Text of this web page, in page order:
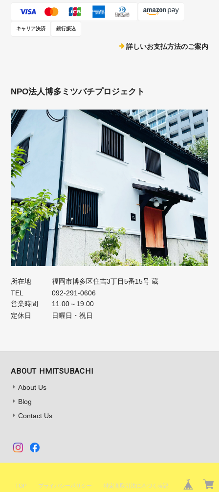
キャリア決済 銀行振込
詳しいお支払方法のご案内
NPO法人博多ミツバチプロジェクト
所在地
福岡市博多区住吉3丁目5番15号 蔵
TEL
092-291-0606
営業時間
11:00～19:00
定休日
日曜日・祝日
ABOUT HMITSUBACHI
About Us
Blog
Contact Us
TOP プライバシーポリシー 特定商取引法に基づく表記